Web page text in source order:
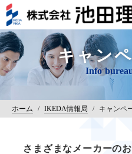
キャン
ホーム / IKEDA情報局 / キャンペ
さまざまなメーカーの